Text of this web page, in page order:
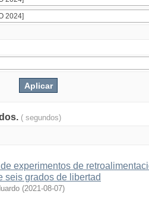
( segundos)
experimentos de
seis grados de libertad
(2021-08-07)